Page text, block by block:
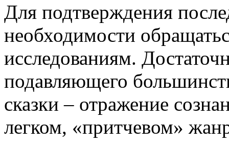
Для подтверждения
необходимости
исследованиям.
подавляющего
сказки – отражение
легком, «притчевом»